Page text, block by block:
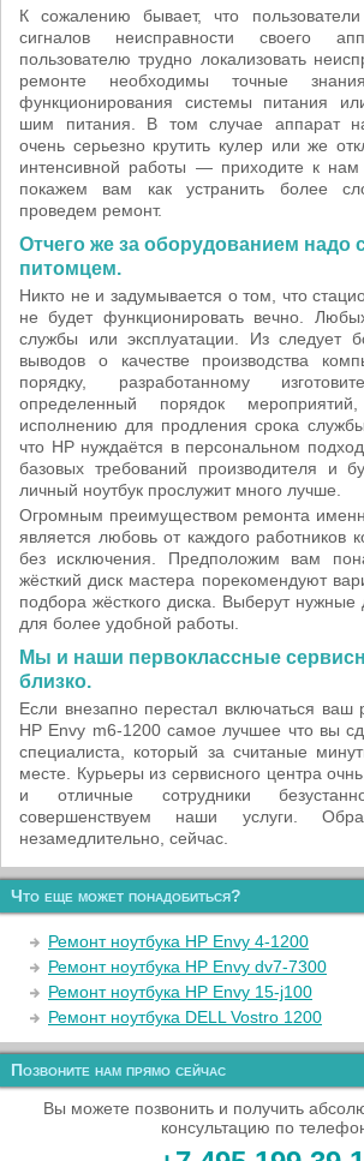
К сожалению бывает, что
сигналов неисправности своего
пользователю трудно локализовать
ремонте необходимы точные
функционирования системы питания
шим питания. В том случае аппарат
очень серьезно крутить кулер или же
интенсивной работы — приходите к
покажем вам как устранить более
проведем ремонт.
Отчего же за оборудованием надо
питомцем.
Никто не и задумывается о том, что
не будет функционировать вечно.
службы или эксплуатации. Из следует
выводов о качестве производства
порядку, разработанному
определенный порядок
исполнению для продления срока
что HP нуждаётся в персональном
базовых требований производителя и
личный ноутбук прослужит много лучше.
Огромным преимуществом ремонта
является любовь от каждого работников
без исключения. Предположим вам
жёсткий диск мастера порекомендуют
подбора жёсткого диска. Выберут
для более удобной работы.
Мы и наши первоклассные
близко.
Если внезапно перестал включаться ваш
HP Envy m6-1200 самое лучшее что вы
специалиста, который за считаные
месте. Курьеры из сервисного центра
и отличные сотрудники
совершенствуем наши услуги.
незамедлительно, сейчас.
Что еще может понадобиться?
Ремонт ноутбука HP Envy 4-1200
Ремонт ноутбука HP Envy dv7-7300
Ремонт ноутбука HP Envy 15-j100
Ремонт ноутбука DELL Vostro 1200
Позвоните нам прямо сейчас
Вы можете позвонить и получить
консультацию по